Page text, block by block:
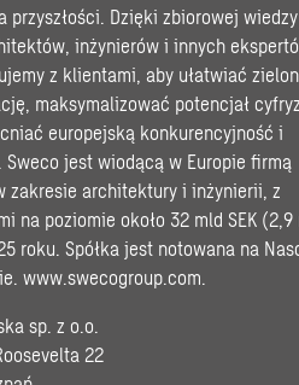
przyszłości. Dzięki zbiorowej
inżynierów i innych
z klientami, aby ułatwiać
maksymalizować potencjał
europejską konkurencyjność i
Sweco jest wiodącą w Europie firmą
zakresie architektury i inżynierii, z
na poziomie około 32 mld SEK (2,9
roku. Spółka jest notowana na
www.swecogroup.com
sp. z o.o.
22